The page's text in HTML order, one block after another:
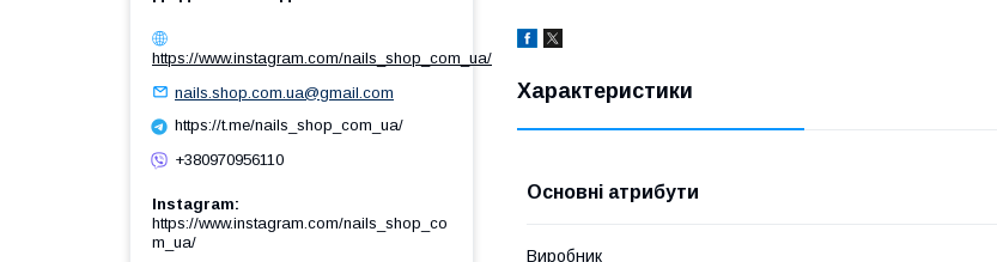
Характеристики
Основні атрибути
Виробник
https://www.instagram.com/nails_shop_com_ua/
nails.shop.com.ua@gmail.com
https://t.me/nails_shop_com_ua/
+380970956110
Instagram
https://www.instagram.com/nails_shop_co
m_ua/